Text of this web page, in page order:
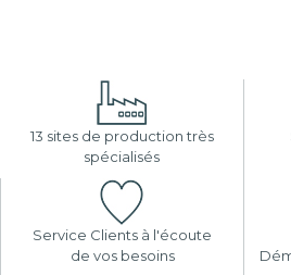
13 sites de production très
spécialisés
Service Clients à l'écoute
de vos besoins